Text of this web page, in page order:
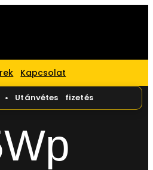
Kapcsolat